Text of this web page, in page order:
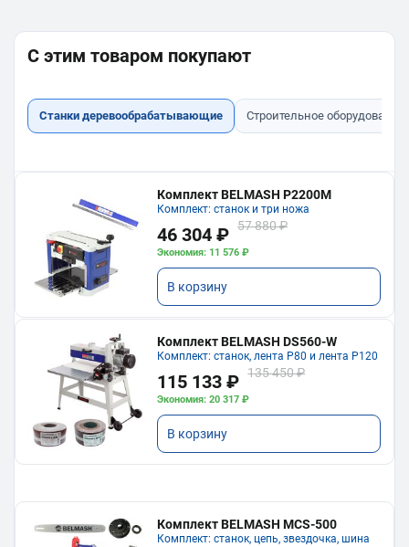
С этим товаром покупают
Станки деревообрабатывающие Строительное оборудование
Комплект BELMASH P2200M
Комплект: станок и три ножа
46 304 ₽ 57 880 ₽
Экономия: 11 576 ₽
В корзину
Комплект BELMASH DS560-W
Комплект: станок, лента P80 и лента P120
115 133 ₽ 135 450 ₽
Экономия: 20 317 ₽
В корзину
Комплект BELMASH MCS-500
Комплект: станок, цепь, звездочка, шина